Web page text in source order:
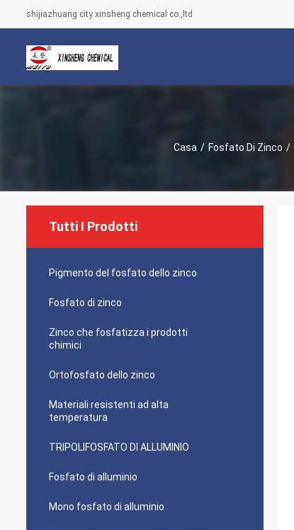
shijiazhuang city xinsheng chemical co.,ltd
Casa / Fosfato Di Zinco /
Tutti I Prodotti
Pigmento del fosfato dello zinco
Fosfato di zinco
Zinco che fosfatizza i prodotti
chimici
Ortofosfato dello zinco
Materiali resistenti ad alta
temperatura
TRIPOLIFOSFATO DI ALLUMINIO
Fosfato di alluminio
Mono fosfato di alluminio